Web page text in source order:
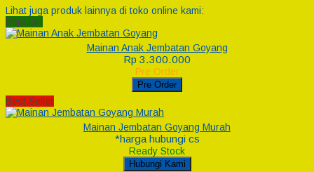
Lihat juga produk lainnya di toko online kami:
Popular!
Mainan Anak Jembatan Goyang
Rp 3.300.000
Pre Order
Pre Order
Best Seller
Mainan Jembatan Goyang Murah
*harga hubungi cs
Ready Stock
Hubungi Kami